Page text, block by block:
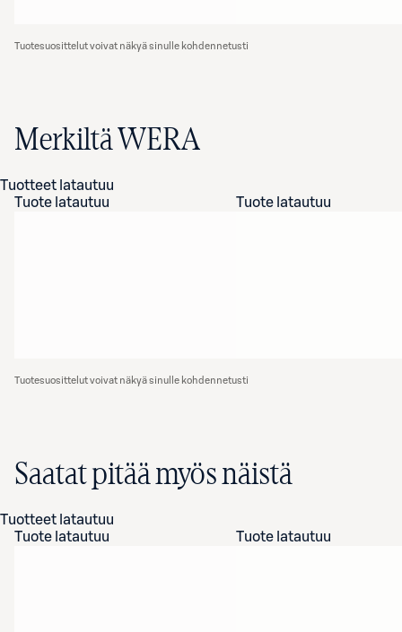
Tuotesuosittelut voivat näkyä sinulle kohdennetusti
Merkiltä WERA
Tuotteet latautuu
Tuote latautuu
Tuote latautuu
Tuotesuosittelut voivat näkyä sinulle kohdennetusti
Saatat pitää myös näistä
Tuotteet latautuu
Tuote latautuu
Tuote latautuu